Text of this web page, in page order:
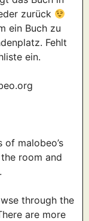
zurück
ein Buch zu
Fehlt
ein.
of malobeo’s
room and
through the
are more